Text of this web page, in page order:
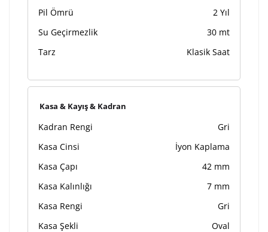
Pil Ömrü
2 Yıl
Su Geçirmezlik
30 mt
Tarz
Klasik Saat
Kasa & Kayış & Kadran
Kadran Rengi
Gri
Kasa Cinsi
İyon Kaplama
Kasa Çapı
42 mm
Kasa Kalınlığı
7 mm
Kasa Rengi
Gri
Kasa Şekli
Oval